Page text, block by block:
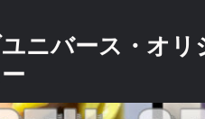
ニバース・オ